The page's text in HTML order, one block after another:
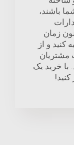
باشند،
زمان
کنید و از
با خرید یک